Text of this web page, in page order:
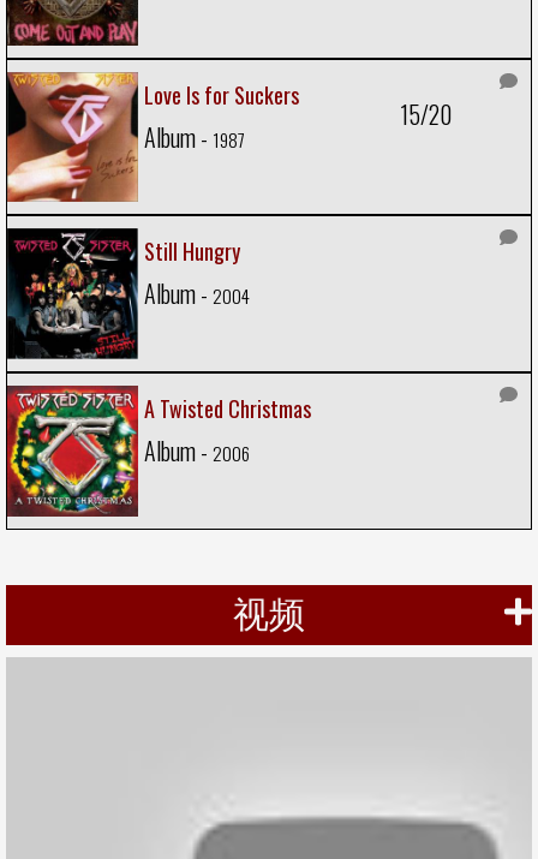
Love Is for Suckers
Album - 1987
15/20
Still Hungry
Album - 2004
A Twisted Christmas
Album - 2006
视频